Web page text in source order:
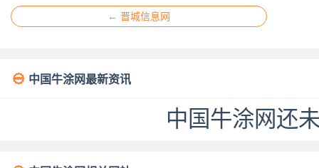
← 晋城信息网
 中国牛涂网最新资讯
中国牛涂网还